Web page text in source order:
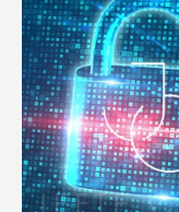
Segurança
e
Operações